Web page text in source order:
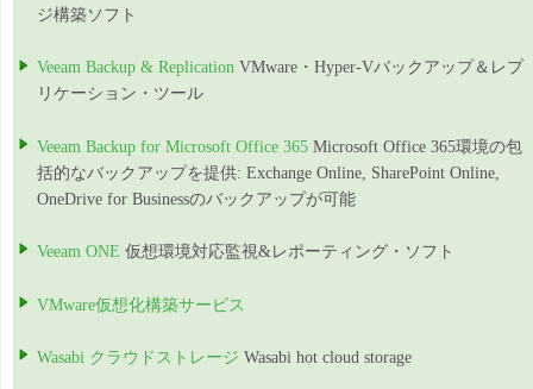
ジ構築ソフト
Veeam Backup & Replication VMware・Hyper-Vバックアップ＆レプ
リケーション・ツール
Veeam Backup for Microsoft Office 365 Microsoft Office 365環境の包
括的なバックアップを提供: Exchange Online, SharePoint Online,
OneDrive for Businessのバックアップが可能
Veeam ONE 仮想環境対応監視&レポーティング・ソフト
VMware仮想化構築サービス
Wasabi クラウドストレージ Wasabi hot cloud storage